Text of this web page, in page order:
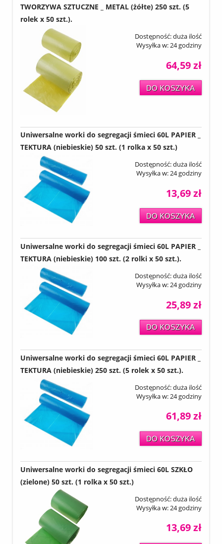
TWORZYWA SZTUCZNE _ METAL (żółte) 250 szt. (5
rolek x 50 szt.).
Dostępność:duża ilość
Wysyłka w:24 godziny
64,59 zł
DO KOSZYKA
Uniwersalne worki do segregacji śmieci 60L PAPIER _
TEKTURA (niebieskie) 50 szt. (1 rolka x 50 szt.)
Dostępność:duża ilość
Wysyłka w:24 godziny
13,69 zł
DO KOSZYKA
Uniwersalne worki do segregacji śmieci 60L PAPIER _
TEKTURA (niebieskie) 100 szt. (2 rolki x 50 szt.).
Dostępność:duża ilość
Wysyłka w:24 godziny
25,89 zł
DO KOSZYKA
Uniwersalne worki do segregacji śmieci 60L PAPIER _
TEKTURA (niebieskie) 250 szt. (5 rolek x 50 szt.).
Dostępność:duża ilość
Wysyłka w:24 godziny
61,89 zł
DO KOSZYKA
Uniwersalne worki do segregacji śmieci 60L SZKŁO
(zielone) 50 szt. (1 rolka x 50 szt.)
Dostępność:duża ilość
Wysyłka w: 24 godziny
13,69 zł